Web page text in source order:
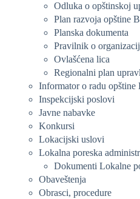
Odluka o opštinskoj
Plan razvoja opštine
Planska dokumenta
Pravilnik o
Ovlašćena lica
Regionalni plan
Informator o radu opštine
Inspekcijski poslovi
Javne nabavke
Konkursi
Lokacijski uslovi
Lokalna poreska
Dokumenti Lokalne
Obaveštenja
Obrasci, procedure